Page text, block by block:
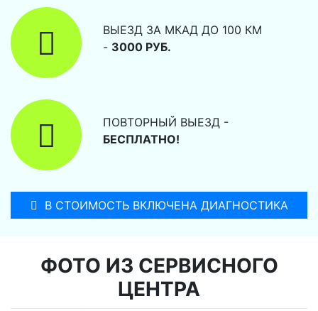
ВЫЕЗД ЗА МКАД ДО 100 КМ
- 3000 РУБ.
ПОВТОРНЫЙ ВЫЕЗД -
БЕСПЛАТНО!
В СТОИМОСТЬ ВКЛЮЧЕНА ДИАГНОСТИКА
ФОТО ИЗ СЕРВИСНОГО
ЦЕНТРА